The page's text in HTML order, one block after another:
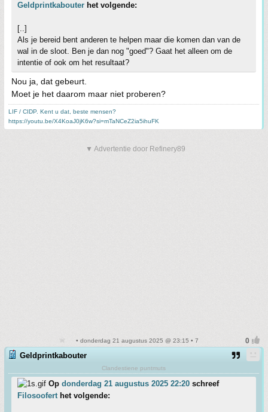
Geldprintkabouter het volgende:
[..]
Als je bereid bent anderen te helpen maar die komen dan van de
wal in de sloot. Ben je dan nog "goed"? Gaat het alleen om de
intentie of ook om het resultaat?
Nou ja, dat gebeurt.
Moet je het daarom maar niet proberen?
LIF / CIDP. Kent u dat, beste mensen?
https://youtu.be/X4KoaJ0jK6w?si=mTaNCeZ2ia5ihuFK
▼ Advertentie door Refinery89
• donderdag 21 augustus 2025 @ 23:15 • 7
Geldprintkabouter
Clandestiene puntmuts
Op donderdag 21 augustus 2025 22:20 schreef
Filosooferthet volgende: